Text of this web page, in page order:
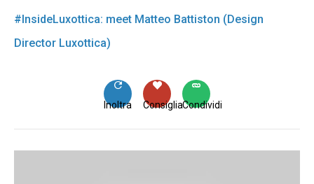
#InsideLuxottica: meet Matteo Battiston (Design
Director Luxottica)
Condividi
Consiglia
Inoltra